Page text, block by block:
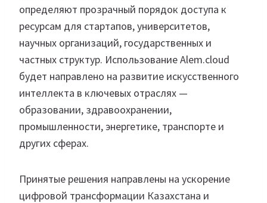
определяют прозрачный порядок доступа к
ресурсам для стартапов, университетов,
научных организаций, государственных и
частных структур. Использование Alem.cloud
будет направлено на развитие искусственного
интеллекта в ключевых отраслях —
образовании, здравоохранении,
промышленности, энергетике, транспорте и
других сферах.
Принятые решения направлены на ускорение
цифровой трансформации Казахстана и